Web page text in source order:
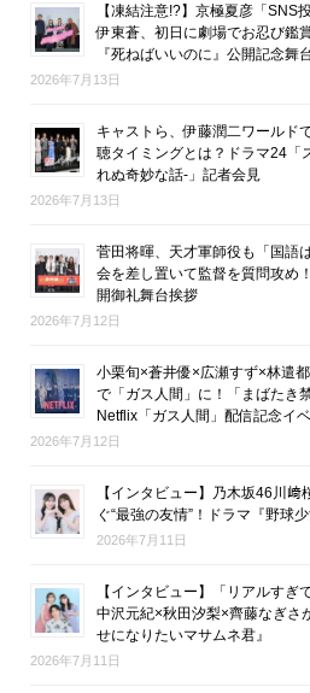
【凍結注意!?】京極夏彦「SNS
伊東蒼、初日に劇場でお忍び鑑
『死ねばいいのに』公開記念舞
2026年7月13日
キャストら、伊藤潤二ワールド
聴タイミングとは？ドラマ24「
れぬ奇妙な話-」記者会見
2026年7月13日
菅田将暉、天才軍師役も「国語
会を差し置いて監督を質問攻め
開御礼舞台挨拶
2026年7月12日
小栗旬×蒼井優×広瀬すず×林遣
で「ガス人間」に！「まばたき
Netflix「ガス人間」配信記念イ
2026年7月12日
【インタビュー】乃木坂46川
ぐ“最強の友情”！ドラマ『野球少
2026年7月11日
【インタビュー】「リアルすぎ
中沢元紀×秋田汐梨×齊藤なぎさ
せになりたいマサムネ君』
2026年7月11日